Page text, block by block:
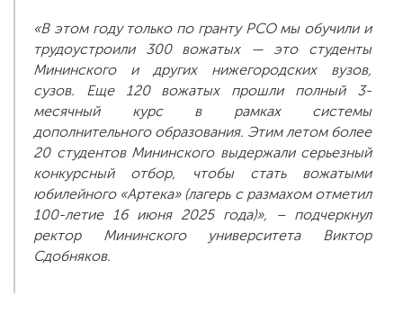
«В этом году только по гранту РСО мы обучили и
трудоустроили 300 вожатых — это студенты
Мининского и других нижегородских вузов,
сузов. Еще 120 вожатых прошли полный 3-
месячный курс в рамках системы
дополнительного образования. Этим летом более
20 студентов Мининского выдержали серьезный
конкурсный отбор, чтобы стать вожатыми
юбилейного «Артека» (лагерь с размахом отметил
100-летие 16 июня 2025 года)», – подчеркнул
ректор Мининского университета Виктор
Сдобняков.